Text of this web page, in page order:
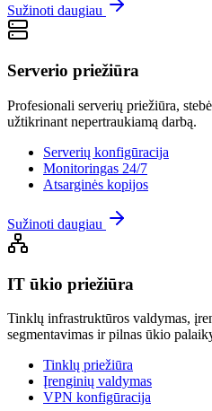
Sužinoti daugiau
Serverio priežiūra
Profesionali serverių priežiūra,
užtikrinant nepertraukiamą darbą.
Serverių konfigūracija
Monitoringas 24/7
Atsarginės kopijos
Sužinoti daugiau
IT ūkio priežiūra
Tinklų infrastruktūros valdymas,
segmentavimas ir pilnas ūkio
Tinklų priežiūra
Įrenginių valdymas
VPN konfigūracija